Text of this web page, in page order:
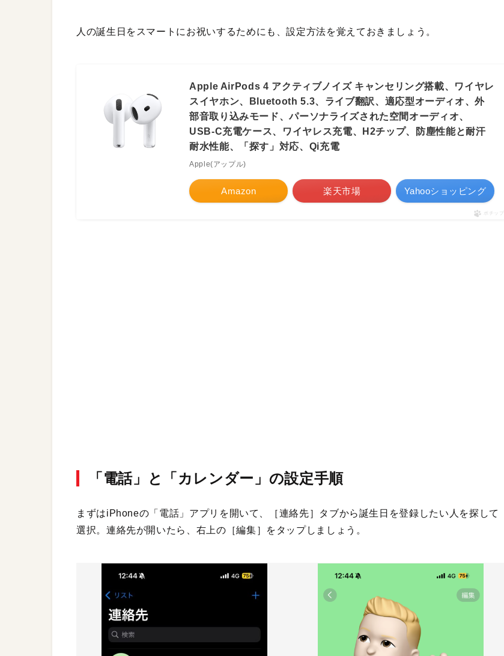
人の誕生日をスマートにお祝いするためにも、設定方法を覚えておきましょう。
Apple AirPods 4 アクティブノイズ キャンセリング搭載、ワイヤレ
スイヤホン、Bluetooth 5.3、ライブ翻訳、適応型オーディオ、外
部音取り込みモード、パーソナライズされた空間オーディオ、
USB-C充電ケース、ワイヤレス充電、H2チップ、防塵性能と耐汗
耐水性能、「探す」対応、Qi充電
Apple(アップル)
Amazon 楽天市場 Yahooショッピング
ポチップ
「電話」と「カレンダー」の設定手順
まずはiPhoneの「電話」アプリを開いて、［連絡先］タブから誕生日を登録したい人を探して
選択。連絡先が開いたら、右上の［編集］をタップしましょう。